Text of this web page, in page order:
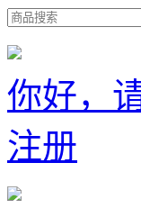
你好，
注册